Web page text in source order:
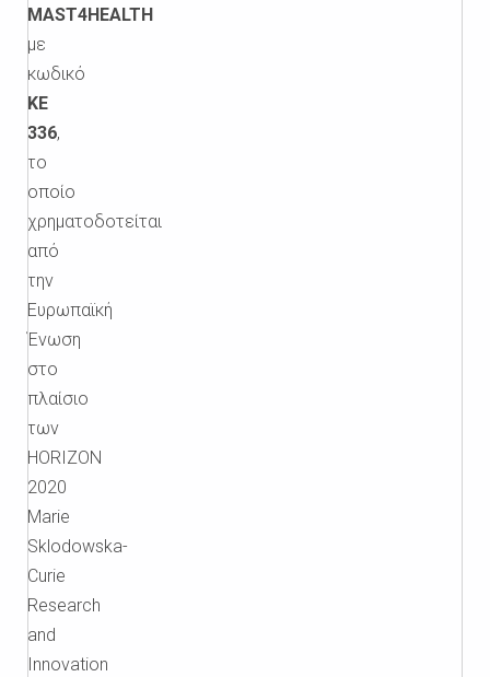
MAST4HEALTH
με
κωδικό
ΚE
336,
το
οποίο
χρηματοδοτείται
από
την
Ευρωπαϊκή
Ένωση
στο
πλαίσιο
των
HORIZON
2020
Marie
Sklodowska-
Curie
Research
and
Innovation